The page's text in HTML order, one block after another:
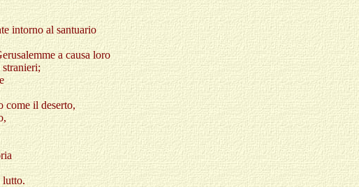
intorno al santuario
a causa loro
come il deserto,
lutto.